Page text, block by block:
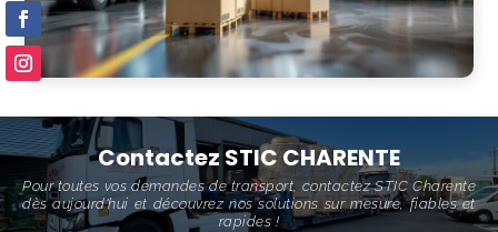
Contactez STIC CHARENTE
Pour toutes vos demandes de transport, contactez STIC Charente
dès aujourd'hui et découvrez nos solutions sur mesure, fiables et
rapides !